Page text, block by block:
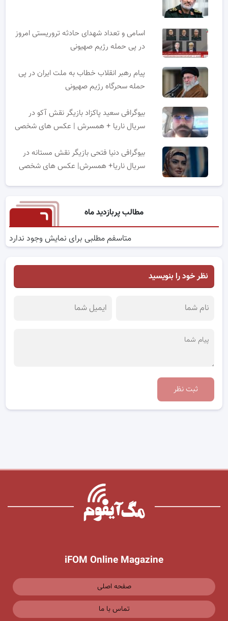
اسامی و تعداد شهدای حادثه تروریستی امروز
در پی حمله رژیم صهیونی
پیام رهبر انقلاب خطاب به ملت ایران در پی
حمله سحرگاه رژیم صهیونی
بیوگرافی سعید پاکزاد بازیگر نقش آکو در
سریال ناریا + همسرش | عکس های شخصی
بیوگرافی دنیا فتحی بازیگر نقش مستانه در
سریال ناریا+ همسرش| عکس های شخصی
مطالب پربازدید ماه
متاسفم مطلبی برای نمایش وجود ندارد
نظر خود را بنویسید
ثبت نظر
iFOM Online Magazine
صفحه اصلی
تماس با ما